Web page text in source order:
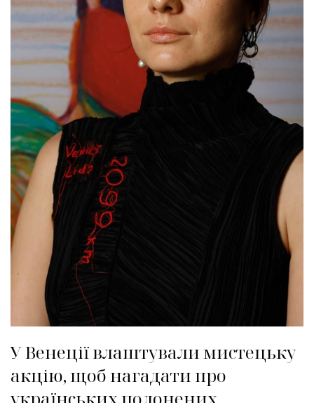
У Венеції влаштували мистецьку
акцію, щоб нагадати про